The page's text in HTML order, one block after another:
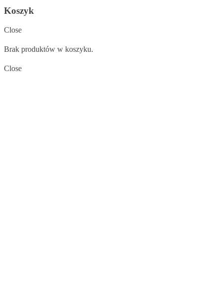
Koszyk
Close
Brak produktów w koszyku.
Close